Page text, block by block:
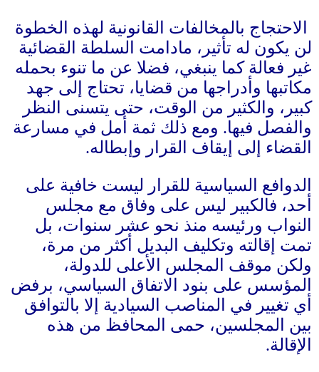
الاحتجاج بالمخالفات القانونية لهذه الخطوة
يكون له تأثير، مادامت السلطة القضائية
فعالة كما ينبغي، فضلا عن ما تنوء بحمله
وأدراجها من قضايا، تحتاج إلى جهد
والكثير من الوقت، حتى يتسنى النظر
فيها.ومع ذلك ثمة أمل في مسارعة
إلى إيقاف القرار وإبطاله.
السياسية للقرار ليست خافية على
فالكبير ليس على وفاق مع مجلس
ورئيسه منذ نحو عشر سنوات، بل
إقالته وتكليف البديل أكثر من مرة،
موقف المجلس الأعلى للدولة،
على بنود الاتفاق السياسي، برفض
تغيير في المناصب السيادية إلا بالتوافق
المجلسين، حمى المحافظ من هذه
.